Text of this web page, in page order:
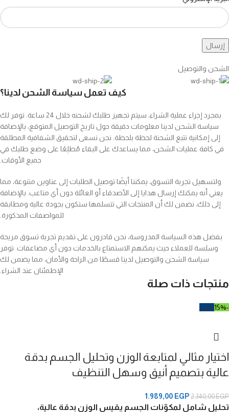
الشحن والتوصيل
كيف تعمل سياسة الشحن لدينا؟
بمجرد إجراء عملية الشراء، سيتم تجهيز طلبك لشحنه خلال 24 ساعة. توفر لك
سياسة الشحن لدينا معلومات دقيقة حول تاريخ التوصيل المتوقع، بالإضافة
إلى إمكانية تتبع الشحنة لحظة بلحظة. نحن نسعى لتحقيق الشفافية المطلقة
في كافة عمليات الشحن، مما يساعدك على البقاء مُطلِعًا على وضع طلبك في
جميع الأوقات.
ولتسهيل تجربة التسوق، يمكننا أيضًا توصيل الطلبات إلى عناوين متنوعة، مما
يعني أنه يمكنك إرسال هدايا إلى الأصدقاء أو العائلة دون أي متاعب. بالإضافة
إلى ذلك، نضمن لك أن المنتجات التي تتسلمها ستكون بجودة عالية ومطابقة
للمواصفات المذكورة.
بفضل هذه السياسة المدروسة، نحن قادرون على تقديم تجربة تسوق مريحة
وسلسة للعملاء حيث يمكنهم الاستمتاع بالخدمات دون أي مضاعفات. توفر
سياسة الشحن والتوصيل لدينا قسطًا من الراحة والأمان، مما يضمن لك
الإطمئنان عند الشراء.
منتجات ذات صلة
-15% مميز
اختيار مثالي لمتابعة الوزن وتحليل الجسم بدقة
عالية بتصميم أنيق وسهل التنظيف
2.340,00EGP
1.989,00 EGP
تحليل شامل لمكوّنات الجسم يقيس الوزن بدقة عالية،